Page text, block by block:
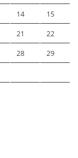
14 15
21 22
28 29